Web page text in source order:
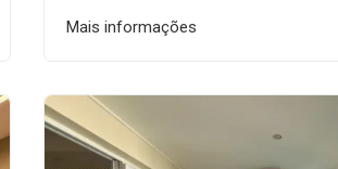
Mais informações